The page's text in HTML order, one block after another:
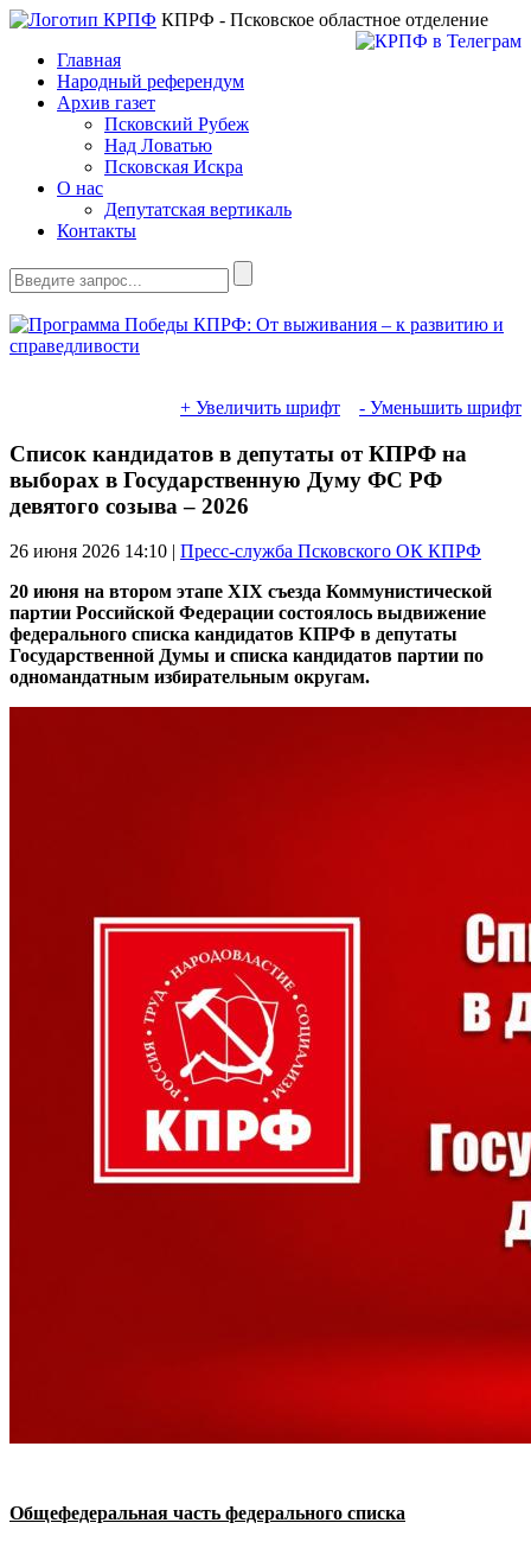
КПРФ - Псковское областное отделение
Главная
Народный референдум
Архив газет
Псковский Рубеж
Над Ловатью
Псковская Искра
О нас
Депутатская вертикаль
Контакты
+ Увеличить шрифт - Уменьшить шрифт
Список кандидатов в депутаты от КПРФ на
выборах в Государственную Думу ФС РФ
девятого созыва – 2026
26 июня 2026 14:10 | Пресс-служба Псковского ОК КПРФ
20 июня на втором этапе XIX съезда Коммунистической
партии Российской Федерации состоялось выдвижение
федерального списка кандидатов КПРФ в депутаты
Государственной Думы и списка кандидатов партии по
одномандатным избирательным округам.
Общефедеральная часть федерального списка